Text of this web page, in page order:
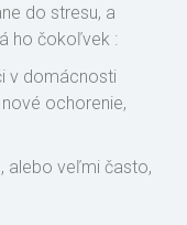
do stresu, a
ho čokoľvek :
v domácnosti
ochorenie,
alebo veľmi často,